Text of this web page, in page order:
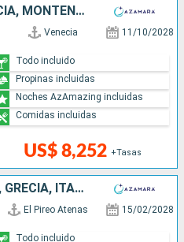
ITALIA, ESLOVENIA, CROACIA, MONTENEGRO, TURQUÍA, GRECIA
Venecia 11/10/2028
US$ 8,252 +Tasas
Todo incluido
Propinas incluidas
Noches AzAmazing incluidas
Comidas incluidas
EGIPTO, CHIPRE, TURQUÍA, GRECIA, ITALIA, FRANCIA, ESPAÑA, PORTUGAL
El Pireo Atenas 15/02/2028
Todo incluido